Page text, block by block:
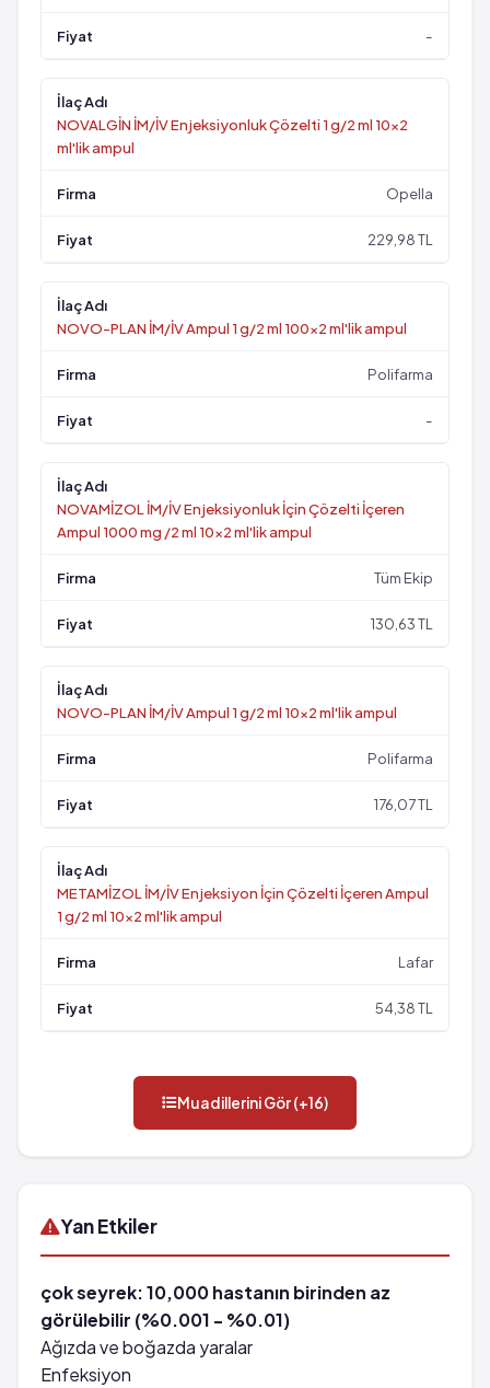
-
NOVALGİN İM/İV Enjeksiyonluk Çözelti 1 g/2 ml 10x2
ml'lik ampul
Opella
229,98 TL
NOVO-PLAN İM/İV Ampul 1 g/2 ml 100x2 ml'lik ampul
Polifarma
-
NOVAMİZOL İM/İV Enjeksiyonluk İçin Çözelti İçeren
Ampul 1000 mg /2 ml 10x2 ml'lik ampul
Tüm Ekip
130,63 TL
NOVO-PLAN İM/İV Ampul 1 g/2 ml 10x2 ml'lik ampul
Polifarma
176,07 TL
METAMİZOL İM/İV Enjeksiyon İçin Çözelti İçeren Ampul
1 g/2 ml 10x2 ml'lik ampul
Lafar
54,38 TL
Muadillerini Gör (+16)
Yan Etkiler
çok seyrek: 10,000 hastanın birinden az
görülebilir (%0.001 - %0.01)
Ağızda ve boğazda yaralar
Enfeksiyon